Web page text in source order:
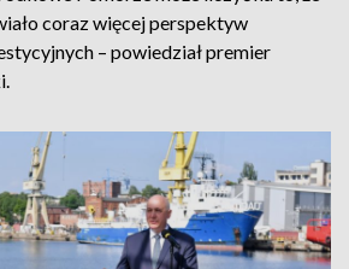
coraz więcej perspektyw
– powiedział premier